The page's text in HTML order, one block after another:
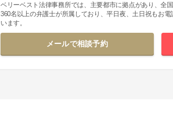
ベリーベスト法律事務所では、主要都市に拠点があり、全
360名以上の弁護士が所属しており、平日夜、土日祝もお
います。
メールで相談予約